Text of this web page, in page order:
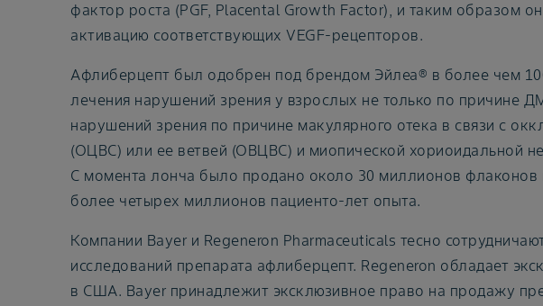
фактор роста (PGF, Placental Growth Factor), и таким образом
активацию соответствующих VEGF-рецепторов.
Афлиберцепт был одобрен под брендом Эйлеа® в более чем
лечения нарушений зрения у взрослых не только по причине
нарушений зрения по причине макулярного отека в связи с
(ОЦВС) или ее ветвей (ОВЦВС) и миопической хориоидальной
С момента лонча было продано около 30 миллионов флаконов
более четырех миллионов пациенто-лет опыта.
Компании Bayer и Regeneron Pharmaceuticals тесно
исследований препарата афлиберцепт. Regeneron обладает
в США. Bayer принадлежит эксклюзивное право на продажу